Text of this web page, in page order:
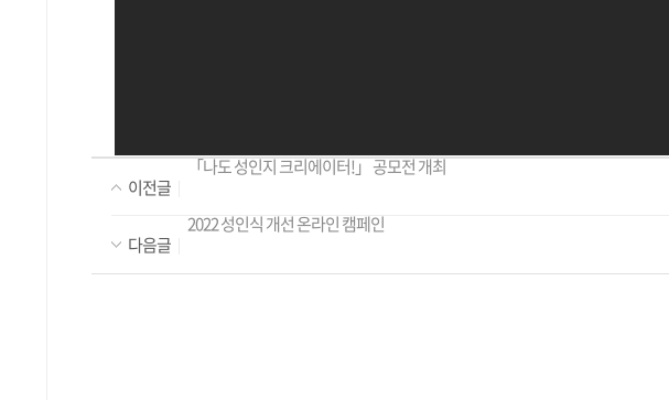
이전글
「나도 성인지 크리에이터!」 공모전 개최
다음글
2022 성인식 개선 온라인 캠페인